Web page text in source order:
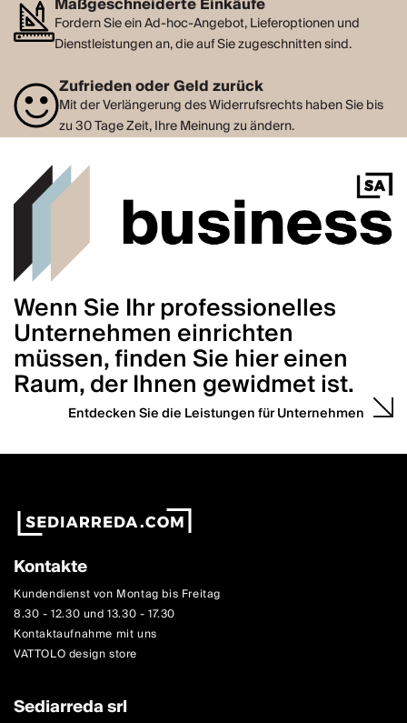
Fordern Sie ein Ad-hoc-Angebot, Lieferoptionen und
Dienstleistungen an, die auf Sie zugeschnitten sind.
Zufrieden oder Geld zurück
Mit der Verlängerung des Widerrufsrechts haben Sie bis
zu 30 Tage Zeit, Ihre Meinung zu ändern.
Wenn Sie Ihr professionelles
Unternehmen einrichten
müssen, finden Sie hier einen
Raum, der Ihnen gewidmet ist.
Entdecken Sie die Leistungen für Unternehmen
Kontakte
Kundendienst von Montag bis Freitag
8.30 - 12.30 und 13.30 - 17.30
Kontaktaufnahme mit uns
VATTOLO design store
Sediarreda srl